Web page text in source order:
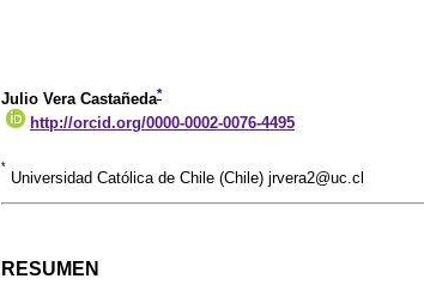
Julio Vera Castañeda*
http://orcid.org/0000-0002-0076-4495
*
Universidad Católica de Chile (Chile) jrvera2@uc.cl
RESUMEN